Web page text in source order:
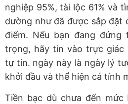
nghiệp 95%, tài lộc 61% và
dường như đã được sắp đặt
điểm. Nếu bạn đang đứng
trọng, hãy tin vào trực giác
tự tin. ngày này là ngày lý
khởi đầu và thể hiện cá tính
Tiền bạc dù chưa đến